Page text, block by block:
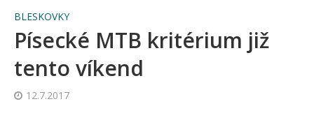
BLESKOVKY
Písecké MTB kritérium již
tento víkend
12.7.2017